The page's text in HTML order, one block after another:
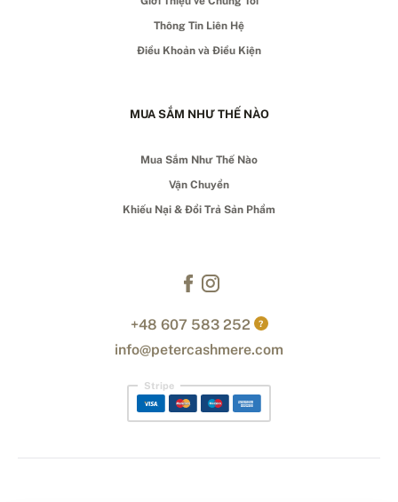
Thông Tin Liên Hệ
Điều Khoản và Điều Kiện
MUA SẮM NHƯ THẾ NÀO
Mua Sắm Như Thế Nào
Vận Chuyển
Khiếu Nại & Đổi Trả Sản Phẩm
+48 607 583 252 ?
info@petercashmere.com
Stripe